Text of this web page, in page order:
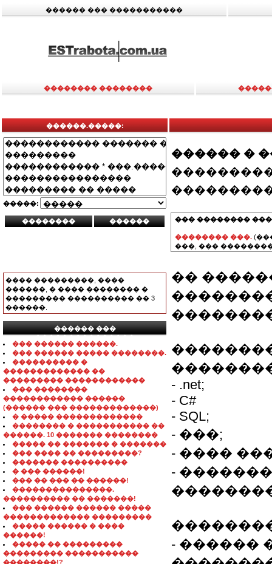
������ ��� �����������
�������� ��������
������.�����:
�����:
���� ���������, ����
������, � ���� �������� �
��������� ���������� �� 3
������.
������ ���
���������������
��� ������ ������.
��� ������ ����� ��������.
���������� �
������������� ��
��������� ������������
��� ��������
������������ ������
(������ ��� �������������)
� ����� �������������
�������� � ����������� ��
������. 10 ������� ��������
����� �� ������� � �������
��� ���� �� ���������?
������� ����������
� ��� ������!
��� �� ��� �� ������!
���������������.
���������� �� �������!
��� ������ ������ �����
������������� ���������
����� ������ � ����
������!
����� �� ���������
��������� �����������
��������!?
������ �
��� ��������
�������� ���.
���, ���
��
- .net;
- C#
- SQL;
- ���;
- ����
-
- ������